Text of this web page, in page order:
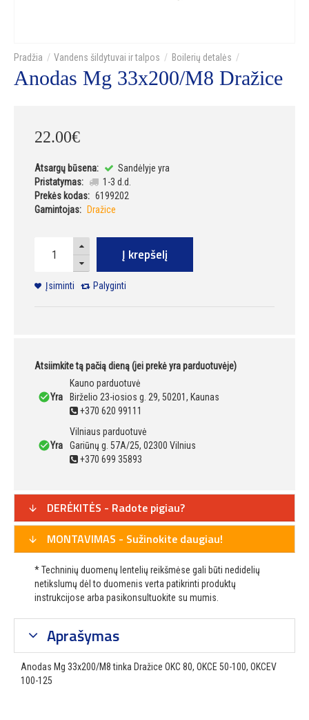
Vandens šildytuvai ir talpos Boilerių detalės
Anodas Mg 33x200/M8 Dražice
22.00€
Atsargų būsena:
Sandėlyje yra
Pristatymas:
1-3 d.d.
Prekės kodas: 6199202
Gamintojas:
Dražice
Į krepšelį
Įsiminti Palyginti
Atsiimkite tą pačią dieną (jei prekė yra parduotuvėje)
Yra
Kauno parduotuvė
Birželio 23-iosios g. 29, 50201, Kaunas
+370 620 99111
Yra
Vilniaus parduotuvė
Gariūnų g. 57A/25, 02300 Vilnius
+370 699 35893
DERĖKITĖS - Radote pigiau?
MONTAVIMAS - Sužinokite daugiau!
* Techninių duomenų lentelių reikšmėse gali būti nedidelių
netikslumų dėl to duomenis verta patikrinti produktų
instrukcijose arba pasikonsultuokite su mumis.
Aprašymas
Anodas Mg 33x200/M8 tinka Dražice OKC 80, OKCE 50-100, OKCEV
100-125